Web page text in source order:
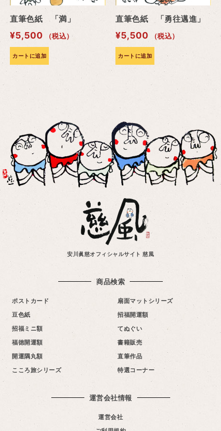
直筆色紙 「満」
¥5,500 （税込）
カートに追加
直筆色紙 「勇往邁進」
¥5,500 （税込）
カートに追加
安川眞慈オフィシャルサイト 慈風
商品検索
ポストカード
豆色紙
招福ミニ額
福徳開運額
開運隅丸額
こころ旅シリーズ
扇面マットシリーズ
招福開運額
てぬぐい
書籍販売
直筆作品
特選コーナー
運営会社情報​
運営会社